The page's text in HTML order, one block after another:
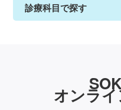
診療科目で探す
オンラ